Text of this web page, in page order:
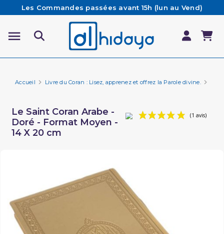
Les Commandes passées avant 15h (lun au Vend)
sont préparées et expédiées le jour même
Besoin d'aide ? Retrouvez notre FAQ
Livraison offerte à partir de 65€ d'achat*
Accueil Livre du Coran : Lisez, apprenez et offrez la Parole divine.
Le Saint Coran Arabe -
Doré - Format Moyen -
14 X 20 cm